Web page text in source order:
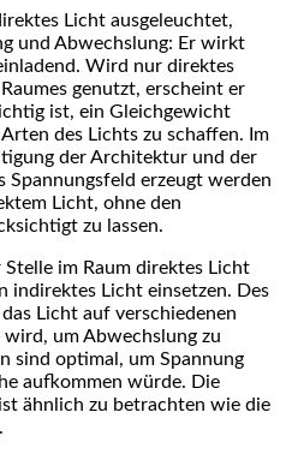
Licht ausgeleuchtet,
und Abwechslung: Er wirkt
Wird nur direktes
genutzt, erscheint er
ist, ein Gleichgewicht
des Lichts zu schaffen. Im
der Architektur und der
Spannungsfeld erzeugt werden
Licht, ohne den
zu lassen.
Stelle im Raum direktes Licht
indirektes Licht einsetzen. Des
Licht auf verschiedenen
um Abwechslung zu
sind optimal, um Spannung
aufkommen würde. Die
ähnlich zu betrachten wie die
.